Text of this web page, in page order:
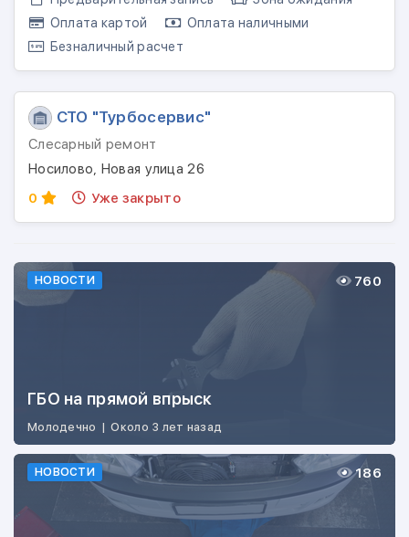
Оплата картой
Оплата наличными
Безналичный расчет
СТО "Турбосервис"
Слесарный ремонт
Носилово, Новая улица 26
0
Уже закрыто
НОВОСТИ
ГБО на прямой впрыск
Молодечно | Около 3 лет назад
760
НОВОСТИ 186